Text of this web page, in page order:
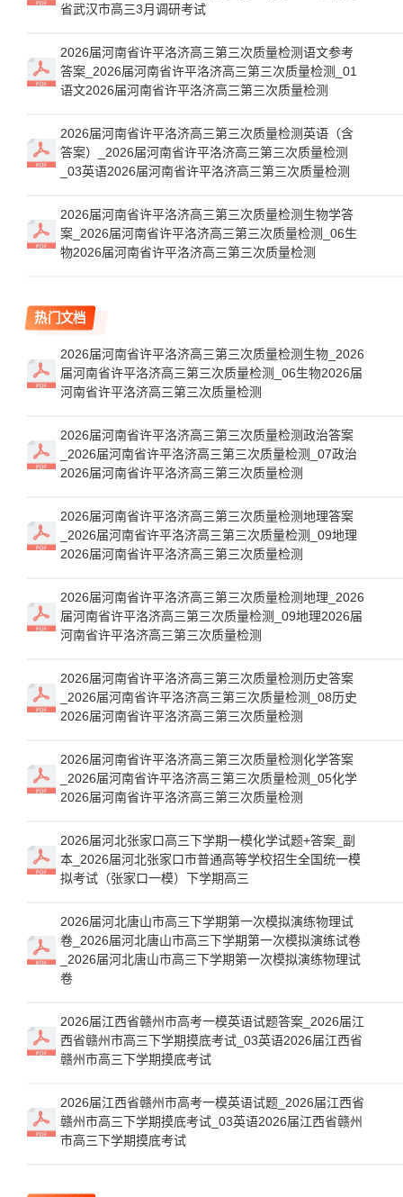
省武汉市高三3月调研考试
2026届河南省许平洛济高三第三次质量检测语文参考
答案_2026届河南省许平洛济高三第三次质量检测_01
语文2026届河南省许平洛济高三第三次质量检测
2026届河南省许平洛济高三第三次质量检测英语（含
答案）_2026届河南省许平洛济高三第三次质量检测
_03英语2026届河南省许平洛济高三第三次质量检测
2026届河南省许平洛济高三第三次质量检测生物学答
案_2026届河南省许平洛济高三第三次质量检测_06生
物2026届河南省许平洛济高三第三次质量检测
热门文档
2026届河南省许平洛济高三第三次质量检测生物_2026
届河南省许平洛济高三第三次质量检测_06生物2026届
河南省许平洛济高三第三次质量检测
2026届河南省许平洛济高三第三次质量检测政治答案
_2026届河南省许平洛济高三第三次质量检测_07政治
2026届河南省许平洛济高三第三次质量检测
2026届河南省许平洛济高三第三次质量检测地理答案
_2026届河南省许平洛济高三第三次质量检测_09地理
2026届河南省许平洛济高三第三次质量检测
2026届河南省许平洛济高三第三次质量检测地理_2026
届河南省许平洛济高三第三次质量检测_09地理2026届
河南省许平洛济高三第三次质量检测
2026届河南省许平洛济高三第三次质量检测历史答案
_2026届河南省许平洛济高三第三次质量检测_08历史
2026届河南省许平洛济高三第三次质量检测
2026届河南省许平洛济高三第三次质量检测化学答案
_2026届河南省许平洛济高三第三次质量检测_05化学
2026届河南省许平洛济高三第三次质量检测
2026届河北张家口高三下学期一模化学试题+答案_副
本_2026届河北张家口市普通高等学校招生全国统一模
拟考试（张家口一模）下学期高三
2026届河北唐山市高三下学期第一次模拟演练物理试
卷_2026届河北唐山市高三下学期第一次模拟演练试卷
_2026届河北唐山市高三下学期第一次模拟演练物理试
卷
2026届江西省赣州市高考一模英语试题答案_2026届江
西省赣州市高三下学期摸底考试_03英语2026届江西省
赣州市高三下学期摸底考试
2026届江西省赣州市高考一模英语试题_2026届江西省
赣州市高三下学期摸底考试_03英语2026届江西省赣州
市高三下学期摸底考试